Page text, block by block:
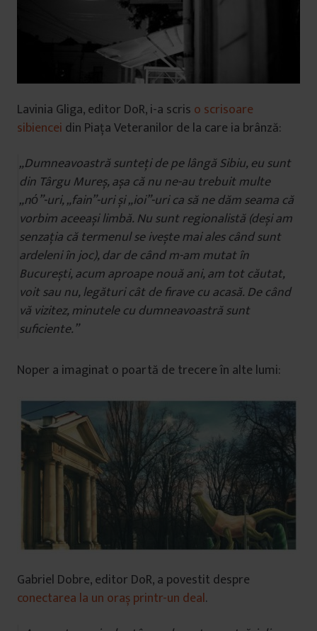
Lavinia Gliga, editor DoR, i-a scris o scrisoare
sibiencei din Piața Veteranilor de la care ia brânză:
„Dumneavoastră sunteți de pe lângă Sibiu, eu sunt
din Târgu Mureș, așa că nu ne-au trebuit multe
„nό”-uri, „fain”-uri și „ioi”-uri ca să ne dăm seama că
vorbim aceeași limbă. Nu sunt regionalistă (deși am
senzația că termenul se ivește mai ales când sunt
ardeleni în joc), dar de când m-am mutat în
București, acum aproape nouă ani, am tot căutat,
voit sau nu, legături cât de firave cu acasă. De când
vă vizitez, minutele cu dumneavoastră sunt
suficiente.”
Noper a imaginat o poartă de trecere în alte lumi:
Gabriel Dobre, editor DoR, a povestit despre
conectarea la un oraș printr-un deal.